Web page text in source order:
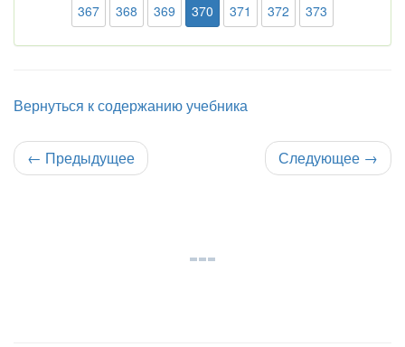
367 368 369 370 371 372 373
Вернуться к содержанию учебника
← Предыдущее Следующее →